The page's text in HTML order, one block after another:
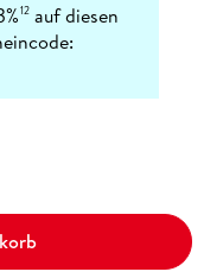
12 auf diesen